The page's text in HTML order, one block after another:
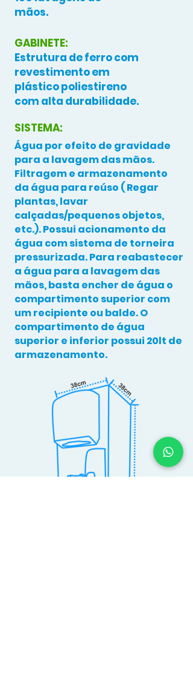
mãos.
GABINETE:
Estrutura de ferro com
revestimento em
plástico poliestireno
com alta durabilidade.
SISTEMA:
Água por efeito de gravidade
para a lavagem das mãos.
Filtragem e armazenamento
da água para reúso ( Regar
plantas, lavar
calçadas/pequenos objetos,
etc.). Possui acionamento da
água com sistema de torneira
pressurizada. Para reabastecer
a água para a lavagem das
mãos, basta encher de água o
compartimento superior com
um recipiente ou balde. O
compartimento de água
superior e inferior possui 20lt de
armazenamento.